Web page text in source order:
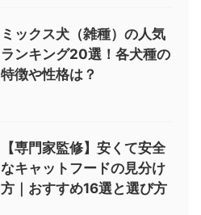
ミックス犬（雑種）の人気
ランキング20選！各犬種の
特徴や性格は？
【専門家監修】安くて安全
なキャットフードの見分け
方｜おすすめ16選と選び方